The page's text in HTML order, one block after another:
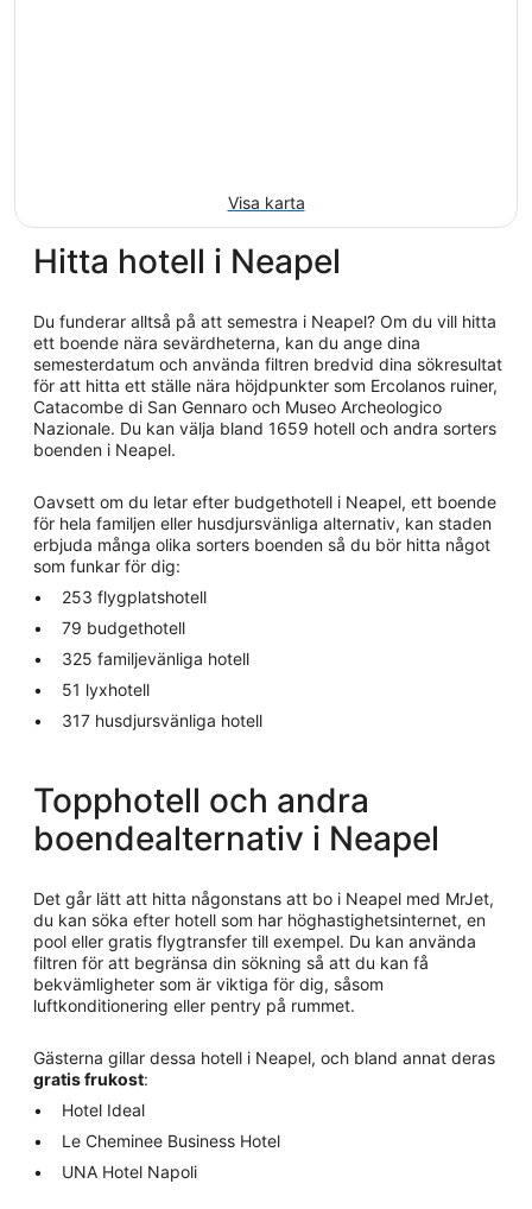
Visa karta
Hitta hotell i Neapel
Du funderar alltså på att semestra i Neapel? Om du vill hitta
ett boende nära sevärdheterna, kan du ange dina
semesterdatum och använda filtren bredvid dina sökresultat
för att hitta ett ställe nära höjdpunkter som Ercolanos ruiner,
Catacombe di San Gennaro och Museo Archeologico
Nazionale. Du kan välja bland 1659 hotell och andra sorters
boenden i Neapel.
Oavsett om du letar efter budgethotell i Neapel, ett boende
för hela familjen eller husdjursvänliga alternativ, kan staden
erbjuda många olika sorters boenden så du bör hitta något
som funkar för dig:
253 flygplatshotell
79 budgethotell
325 familjevänliga hotell
51 lyxhotell
317 husdjursvänliga hotell
Topphotell och andra
boendealternativ i Neapel
Det går lätt att hitta någonstans att bo i Neapel med MrJet,
du kan söka efter hotell som har höghastighetsinternet, en
pool eller gratis flygtransfer till exempel. Du kan använda
filtren för att begränsa din sökning så att du kan få
bekvämligheter som är viktiga för dig, såsom
luftkonditionering eller pentry på rummet.
Gästerna gillar dessa hotell i Neapel, och bland annat deras
gratis frukost:
Hotel Ideal
Le Cheminee Business Hotel
UNA Hotel Napoli